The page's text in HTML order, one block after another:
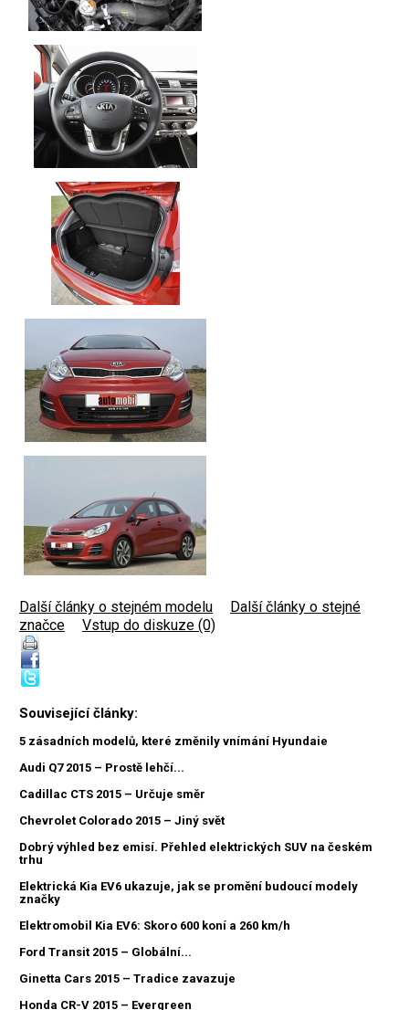
Další články o stejném modelu
Další články o stejné
značce
Vstup do diskuze (0)
Související články:
5 zásadních modelů, které změnily vnímání Hyundaie
Audi Q7 2015 – Prostě lehčí...
Cadillac CTS 2015 – Určuje směr
Chevrolet Colorado 2015 – Jiný svět
Dobrý výhled bez emisí. Přehled elektrických SUV na českém
trhu
Elektrická Kia EV6 ukazuje, jak se promění budoucí modely
značky
Elektromobil Kia EV6: Skoro 600 koní a 260 km/h
Ford Transit 2015 – Globální...
Ginetta Cars 2015 – Tradice zavazuje
Honda CR-V 2015 – Evergreen